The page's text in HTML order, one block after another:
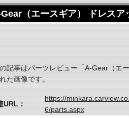
（エースギア） ドレスア
記事はパーツレビュー「A-Gear（エ
た画像です。
URL：
https://
6/parts.aspx